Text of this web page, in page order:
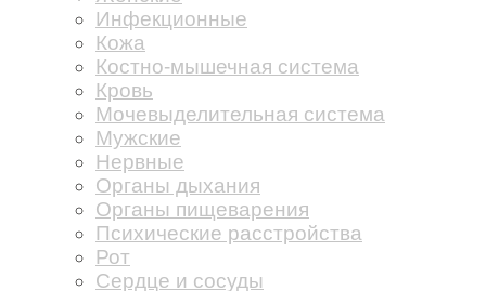
Инфекционные
Кожа
Костно-мышечная система
Кровь
Мочевыделительная система
Мужские
Нервные
Органы дыхания
Органы пищеварения
Психические расстройства
Рот
Сердце и сосуды